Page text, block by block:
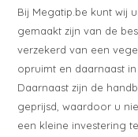
Bij Megatip.be kunt wij
gemaakt zijn van de
verzekerd van een
opruimt en daarnaast
Daarnaast zijn de
geprijsd, waardoor u
een kleine investering